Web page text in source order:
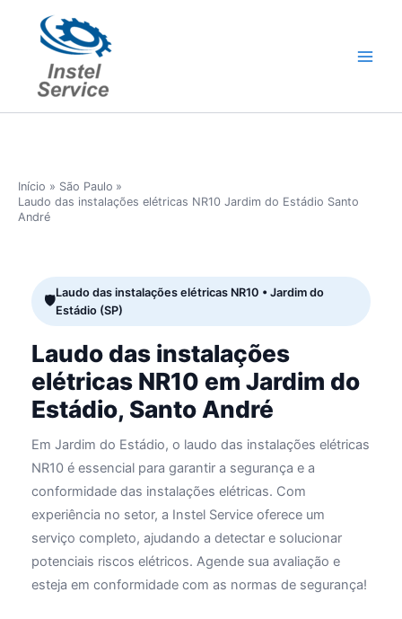
conteúdo
Início
São Paulo
Laudo das instalações elétricas NR10 Jardim do Estádio Santo
André
Laudo das instalações elétricas NR10 • Jardim do
Estádio (SP)
Laudo das instalações
elétricas NR10 em Jardim do
Estádio, Santo André
Em Jardim do Estádio, o laudo das instalações elétricas
NR10 é essencial para garantir a segurança e a
conformidade das instalações elétricas. Com
experiência no setor, a Instel Service oferece um
serviço completo, ajudando a detectar e solucionar
potenciais riscos elétricos. Agende sua avaliação e
esteja em conformidade com as normas de segurança!